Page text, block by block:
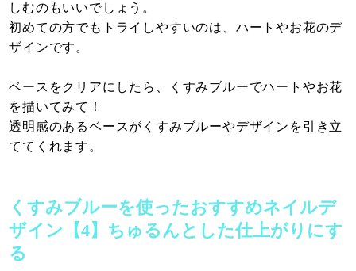
しむのもいいでしょう。
初めての方でもトライしやすいのは、ハートやお花のデ
ザインです。
ベースをクリアにしたら、くすみブルーでハートやお花
を描いてみて！
透明感のあるベースがくすみブルーやデザインを引き立
ててくれます。
くすみブルーを使ったおすすめネイルデ
ザイン【4】ちゅるんとした仕上がりにす
る